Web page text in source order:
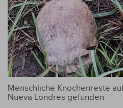
Menschliche Knochenreste
Nueva Londres gefunden